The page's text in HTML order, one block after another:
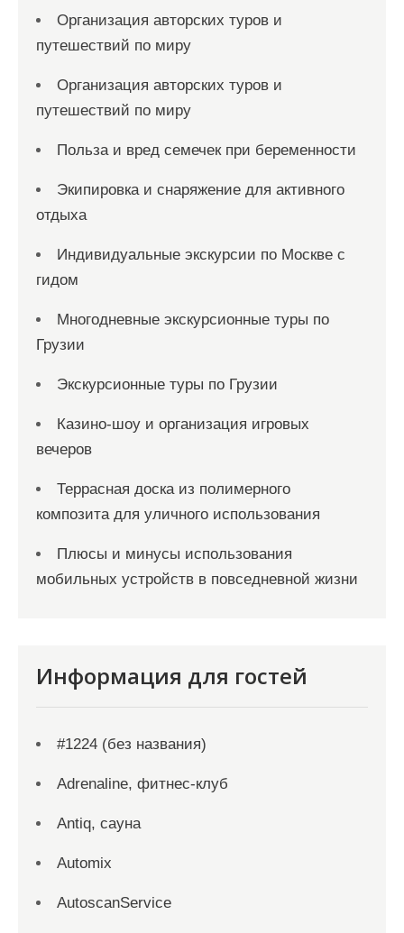
Организация авторских туров и
путешествий по миру
Организация авторских туров и
путешествий по миру
Польза и вред семечек при беременности
Экипировка и снаряжение для активного
отдыха
Индивидуальные экскурсии по Москве с
гидом
Многодневные экскурсионные туры по
Грузии
Экскурсионные туры по Грузии
Казино-шоу и организация игровых
вечеров
Террасная доска из полимерного
композита для уличного использования
Плюсы и минусы использования
мобильных устройств в повседневной жизни
Информация для гостей
#1224 (без названия)
Adrenaline, фитнес-клуб
Antiq, сауна
Automix
AutoscanService